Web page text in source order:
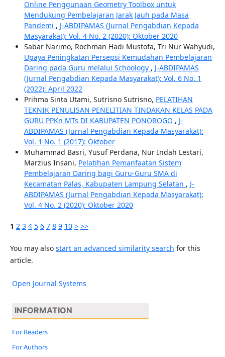
Online Penggunaan Geometry Toolbox untuk
Mendukung Pembelajaran Jarak Jauh pada Masa
Pandemi , J-ABDIPAMAS (Jurnal Pengabdian Kepada
Masyarakat): Vol. 4 No. 2 (2020): Oktober 2020
Sabar Narimo, Rochman Hadi Mustofa, Tri Nur Wahyudi,
Upaya Peningkatan Persepsi Kemudahan Pembelajaran
Daring pada Guru melalui Schoology , J-ABDIPAMAS
(Jurnal Pengabdian Kepada Masyarakat): Vol. 6 No. 1
(2022): April 2022
Prihma Sinta Utami, Sutrisno Sutrisno, PELATIHAN
TEKNIK PENULISAN PENELITIAN TINDAKAN KELAS PADA
GURU PPKn MTs DI KABUPATEN PONOROGO , J-
ABDIPAMAS (Jurnal Pengabdian Kepada Masyarakat):
Vol. 1 No. 1 (2017): Oktober
Muhammad Basri, Yusuf Perdana, Nur Indah Lestari,
Marzius Insani, Pelatihan Pemanfaatan Sistem
Pembelajaran Daring bagi Guru-Guru SMA di
Kecamatan Palas, Kabupaten Lampung Selatan , J-
ABDIPAMAS (Jurnal Pengabdian Kepada Masyarakat):
Vol. 4 No. 2 (2020): Oktober 2020
1 2 3 4 5 6 7 8 9 10 > >>
You may also start an advanced similarity search for this
article.
Open Journal Systems
INFORMATION
For Readers
For Authors